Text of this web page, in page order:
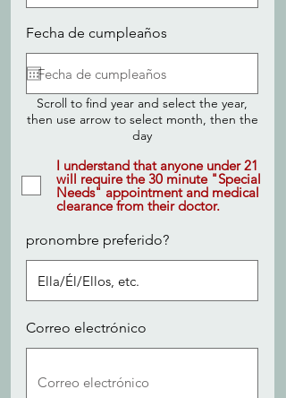
Fecha de cumpleaños
i
r
e
Scroll to find year and select the year,
then use arrow to select month, then the
day
I understand that anyone under 21
will require the 30 minute "Special
Needs" appointment and medical
clearance from their doctor.
pronombre preferido?
Correo electrónico